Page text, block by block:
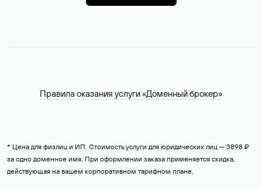
Правила оказания услуги «Доменный брокер»
* Цена для физлиц и ИП. Стоимость услуги для юридических лиц — 3898 ₽
за одно доменное имя. При оформлении заказа применяется скидка,
действующая на вашем корпоративном тарифном плане.